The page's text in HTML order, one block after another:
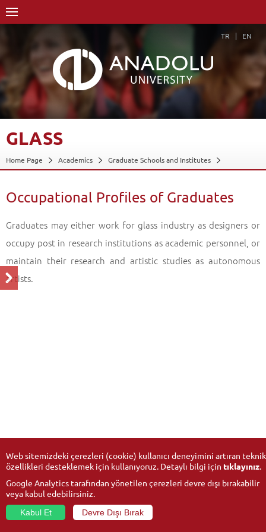
TR EN
GLASS
Home Page Academics
Graduate Schools and Institutes
Occupational Profiles of Graduates
Occupational Profiles of Graduates
Graduates may either work for glass industry as designers or
occupy post in research institutions as academic personnel, or
maintain their research and artistic studies as autonomous
artists.
Web sitemizdeki çerezleri (cookie) kullanıcı deneyimini artıran teknik
özellikleri desteklemek için kullanıyoruz. Detaylı bilgi için tıklayınız.
Google Analytics tarafından yönetilen çerezleri devre dışı bırakabilir
veya kabul edebilirsiniz.
Kabul Et
Devre Dışı Bırak
© 2026Anadolu University- All rights reserved.